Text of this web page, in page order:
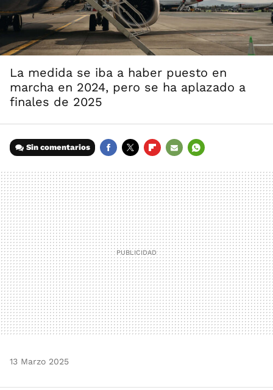
La medida se iba a haber puesto en
marcha en 2024, pero se ha aplazado a
finales de 2025
Sin comentarios
MAIL
13 Marzo 2025